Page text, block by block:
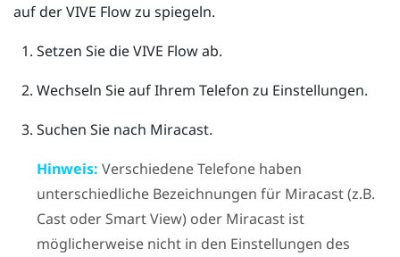
auf derVIVE Flowzu spiegeln.
Setzen Sie dieVIVE Flowab.
Wechseln Sie auf Ihrem Telefon zu Einstellungen.
Suchen Sie nach Miracast.
Hinweis: Verschiedene Telefone haben
unterschiedliche Bezeichnungen für Miracast(z.B.
Cast oder Smart View) oder Miracastist
möglicherweise nicht in den Einstellungen des